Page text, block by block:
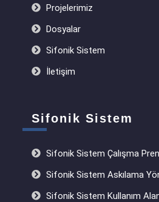
Projelerimiz
Dosyalar
Sifonik Sistem
İletişim
Sifonik Sistem
Sifonik Sistem Çalışma
Sifonik Sistem Askılama
Sifonik Sistem Kullanım